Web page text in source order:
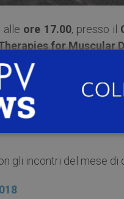
, alle ore 17.00, presso il
for Muscular
Manchester
gli incontri del mese